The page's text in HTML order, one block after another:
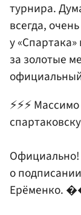
турнира.
всегда,
у
за золотые
⚡️⚡️⚡️
Официально!
о
Ерёменко.